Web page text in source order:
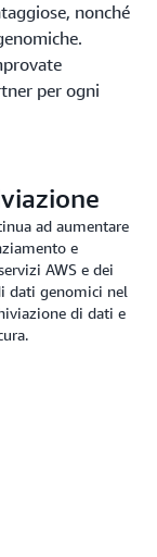
nonché
per ogni
ad aumentare
e
AWS e dei
dati genomici nel
di dati e